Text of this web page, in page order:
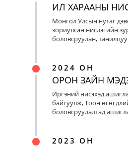
ИЛ ХАРААНЫ
Монгол Улсын нутаг
зориулсан нислэгийн
боловсруулан,
2024 ОН
ОРОН ЗАЙН
Иргэний нисэхэд
байгуулж, Тоон
боловсруулалтад
2023 ОН